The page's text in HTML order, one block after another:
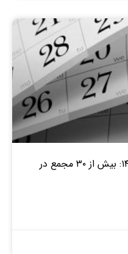
مجامع بورسی۲۰ تا ۲۵ دی ۱۴۰۴: بیش از ۳۰ مجمع در